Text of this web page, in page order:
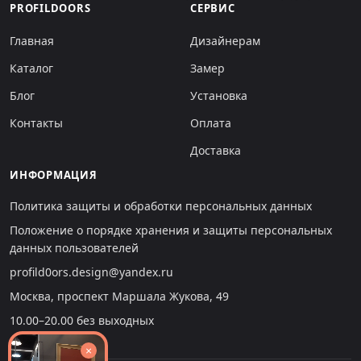
PROFILDOORS
Главная
Каталог
Блог
Контакты
СЕРВИС
Дизайнерам
Замер
Установка
Оплата
Доставка
ИНФОРМАЦИЯ
Политика защиты и обработки персональных данных
Положение о порядке хранения и защиты персональных
данных пользователей
profild0ors.design@yandex.ru
Москва, проспект Маршала Жукова, 49
10.00–20.00 без выходных
×